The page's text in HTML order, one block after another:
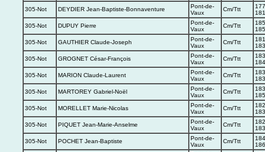
305-Not
DEYDIER Jean-Baptiste-Bonnaventure
Pont-de-
Vaux
Cm/Ttt
305-Not
DUPUY Pierre
Pont-de-
Vaux
Cm/Ttt
305-Not
GAUTHIER Claude-Joseph
Pont-de-
Vaux
Cm/Ttt
305-Not
GROGNET César-François
Pont-de-
Vaux
Cm/Ttt
305-Not
MARION Claude-Laurent
Pont-de-
Vaux
Cm/Ttt
305-Not
MARTOREY Gabriel-Noël
Pont-de-
Vaux
Cm/Ttt
305-Not
MORELLET Marie-Nicolas
Pont-de-
Vaux
Cm/Ttt
305-Not
PIQUET Jean-Marie-Anselme
Pont-de-
Vaux
Cm/Ttt
305-Not
POCHET Jean-Baptiste
Pont-de-
Vaux
Cm/Ttt